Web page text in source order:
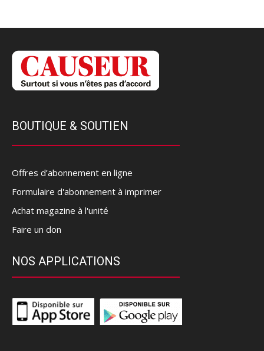
BOUTIQUE & SOUTIEN
Offres d’abonnement en ligne
Formulaire d'abonnement à imprimer
Achat magazine à l'unité
Faire un don
NOS APPLICATIONS